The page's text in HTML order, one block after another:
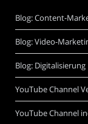
Blog: Content-
Blog: Video-
Blog: Digitalisierung
YouTube Channel
YouTube Channel